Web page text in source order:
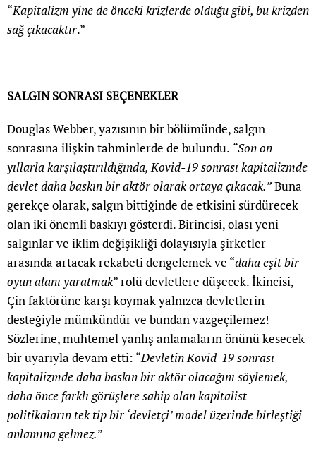
“Kapitalizm yine de önceki krizlerde olduğu gibi, bu krizden
sağ çıkacaktır.”
SALGIN SONRASI SEÇENEKLER
Douglas Webber, yazısının bir bölümünde, salgın
sonrasına ilişkin tahminlerde de bulundu. “Son on
yıllarla karşılaştırıldığında, Kovid-19 sonrası kapitalizmde
devlet daha baskın bir aktör olarak ortaya çıkacak.”Buna
gerekçe olarak, salgın bittiğinde de etkisini sürdürecek
olan iki önemli baskıyı gösterdi. Birincisi, olası yeni
salgınlar ve iklim değişikliği dolayısıyla şirketler
arasında artacak rekabeti dengelemek ve “daha eşit bir
oyun alanı yaratmak” rolü devletlere düşecek. İkincisi,
Çin faktörüne karşı koymak yalnızca devletlerin
desteğiyle mümkündür ve bundan vazgeçilemez!
Sözlerine, muhtemel yanlış anlamaların önünü kesecek
bir uyarıyla devam etti: “Devletin Kovid-19 sonrası
kapitalizmde daha baskın bir aktör olacağını söylemek,
daha önce farklı görüşlere sahip olan kapitalist
politikaların tek tip bir ‘devletçi’ model üzerinde birleştiği
anlamına gelmez.”